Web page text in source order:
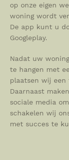
op onze eigen
woning wordt
De app kunt u
Googleplay.
Nadat uw
te hangen met
plaatsen wij een
Daarnaast
sociale media
schakelen wij
met succes te